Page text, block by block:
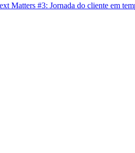
Matters #3: Jornada do cliente em